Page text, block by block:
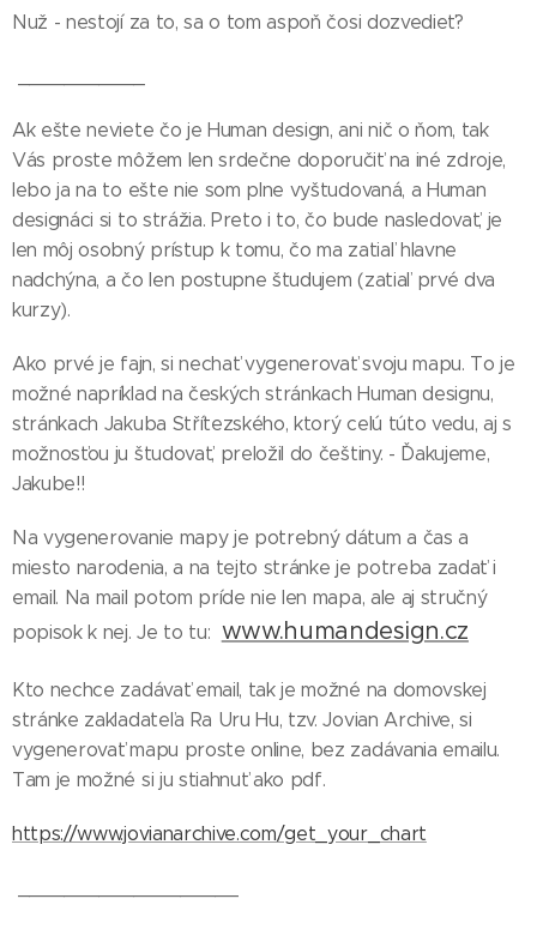
Nuž - nestojí za to, sa o tom aspoň čosi dozvedieť?
Ak ešte neviete čo je Human design, ani nič o ňom, tak
Vás proste môžem len srdečne doporučiť na iné zdroje,
lebo ja na to ešte nie som plne vyštudovaná, a Human
designáci si to strážia. Preto i to, čo bude nasledovať, je
len môj osobný prístup k tomu, čo ma zatiaľ hlavne
nadchýna, a čo len postupne študujem (zatiaľ prvé dva
kurzy).
Ako prvé je fajn, si nechať vygenerovať svoju mapu. To je
možné napríklad na českých stránkach Human designu,
stránkach Jakuba Střítezského, ktorý celú túto vedu, aj s
možnosťou ju študovať, preložil do češtiny. - Ďakujeme,
Jakube!!
Na vygenerovanie mapy je potrebný dátum a čas a
miesto narodenia, a na tejto stránke je potreba zadať i
email. Na mail potom príde nie len mapa, ale aj stručný
popisok k nej. Je to tu: www.humandesign.cz
Kto nechce zadávať email, tak je možné na domovskej
stránke zakladateľa Ra Uru Hu, tzv. Jovian Archive, si
vygenerovať mapu proste online, bez zadávania emailu.
Tam je možné si ju stiahnuť ako pdf.
https://www.jovianarchive.com/get_your_chart